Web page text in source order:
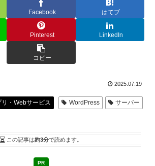
Facebook はてブ
Pinterest LinkedIn
コピー
2025.07.19
・Webサービス WordPress
サーバー
この記事は約3分で読めます。
PR